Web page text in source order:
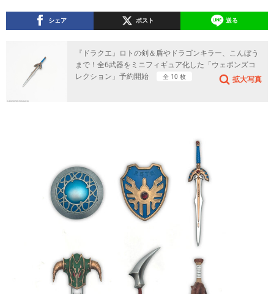
シェア ポスト 送る
『ドラクエ』ロトの剣＆盾やドラゴンキラー、こんぼう
まで！全6武器をミニフィギュア化した「ウェポンズコ
レクション」予約開始
全 10 枚 拡大写真